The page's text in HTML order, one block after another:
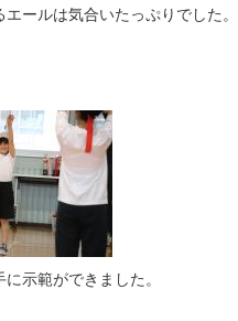
ールは気合いたっぷりでした。
示範ができました。